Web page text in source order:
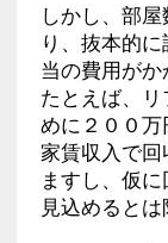
しかし、部
り、抜本的
当の費用がか
たとえば、
めに２００
家賃収入で
ますし、仮
見込めるとは